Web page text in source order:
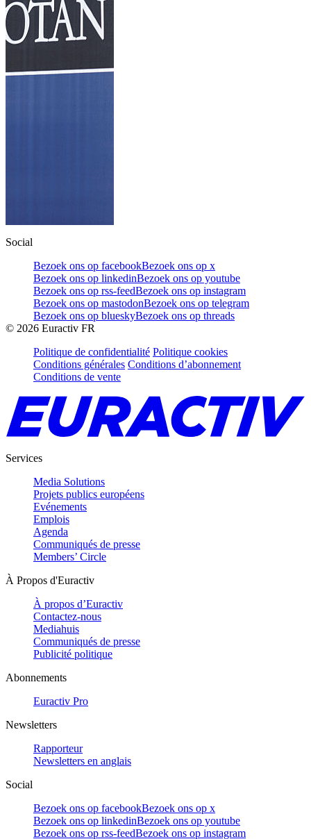
Social
Bezoek ons op facebookBezoek ons op x
Bezoek ons op linkedinBezoek ons op youtube
Bezoek ons op rss-feedBezoek ons op instagram
Bezoek ons op mastodonBezoek ons op telegram
Bezoek ons op blueskyBezoek ons op threads
© 2026 Euractiv FR
Politique de confidentialité Politique cookies
Conditions générales Conditions d’abonnement
Conditions de vente
Services
Media Solutions
Projets publics européens
Evénements
Emplois
Agenda
Communiqués de presse
Members’ Circle
À Propos d'Euractiv
À propos d’Euractiv
Contactez-nous
Mediahuis
Communiqués de presse
Publicité politique
Abonnements
Euractiv Pro
Newsletters
Rapporteur
Newsletters en anglais
Social
Bezoek ons op facebookBezoek ons op x
Bezoek ons op linkedinBezoek ons op youtube
Bezoek ons op rss-feedBezoek ons op instagram